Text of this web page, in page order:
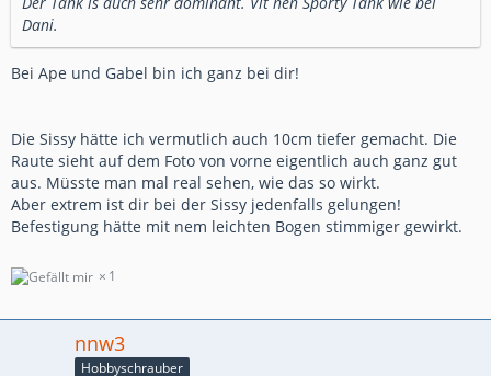
Dani.
Bei Ape und Gabel bin ich ganz bei dir!
Die Sissy hätte ich vermutlich auch 10cm tiefer gemacht. Die
Raute sieht auf dem Foto von vorne eigentlich auch ganz gut
aus. Müsste man mal real sehen, wie das so wirkt.
Aber extrem ist dir bei der Sissy jedenfalls gelungen!
Befestigung hätte mit nem leichten Bogen stimmiger gewirkt.
1
nnw3
Hobbyschrauber